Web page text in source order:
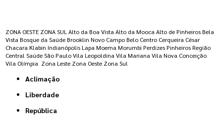
ZONA OESTE ZONA SUL Alto da Boa Vista Alto da Mooca Alto de Pinheiros Bela
Vista Bosque da Saúde Brooklin Novo Campo Belo Centro Cerqueira César
Chacara Klabin Indianópolis Lapa Moema Morumbi Perdizes Pinheiros Região
Central Saúde São Paulo Vila Leopoldina Vila Mariana Vila Nova Conceição
Vila Olímpia Zona Leste Zona Oeste Zona Sul
Aclimação
Liberdade
República